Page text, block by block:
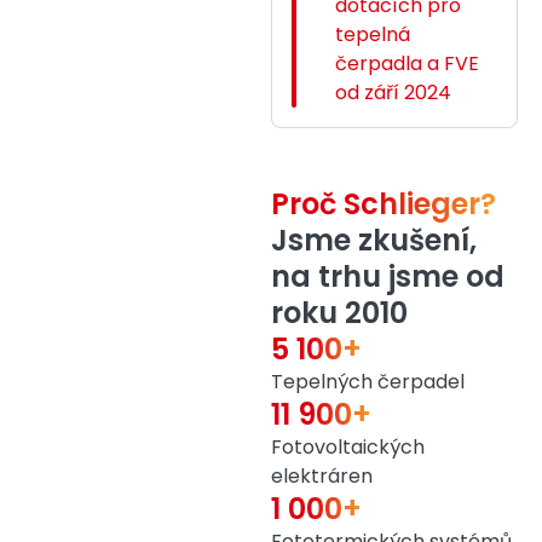
tepelná
čerpadla a FVE
od září 2024
Proč Schlieger?
Jsme zkušení,
na trhu jsme od
roku 2010
5 100+
Tepelných čerpadel
11 900+
Fotovoltaických
elektráren
1 000+